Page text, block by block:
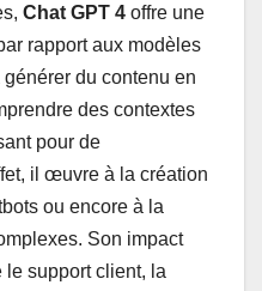
Chat GPT 4 offre une
rapport aux modèles
du contenu en
des contextes
pour de
il œuvre à la création
ou encore à la
Son impact
support client, la